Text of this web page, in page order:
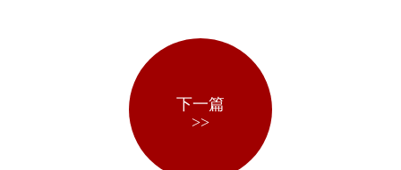
下一篇
>>